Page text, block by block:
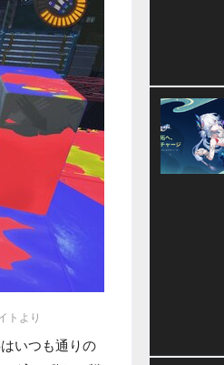
トより
いつも通りの